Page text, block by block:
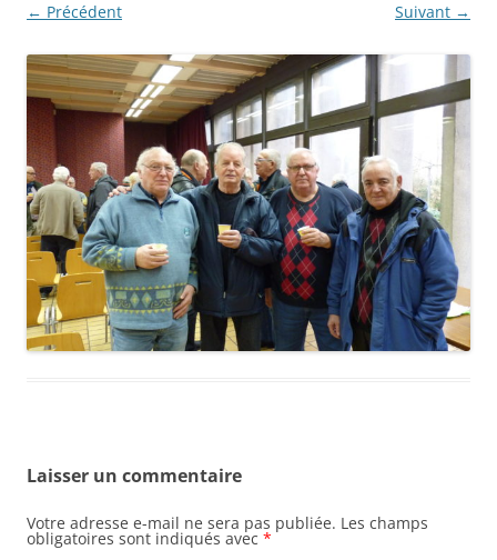
← Précédent Suivant →
Laisser un commentaire
Votre adresse e-mail ne sera pas publiée. Les champs
obligatoires sont indiqués avec *